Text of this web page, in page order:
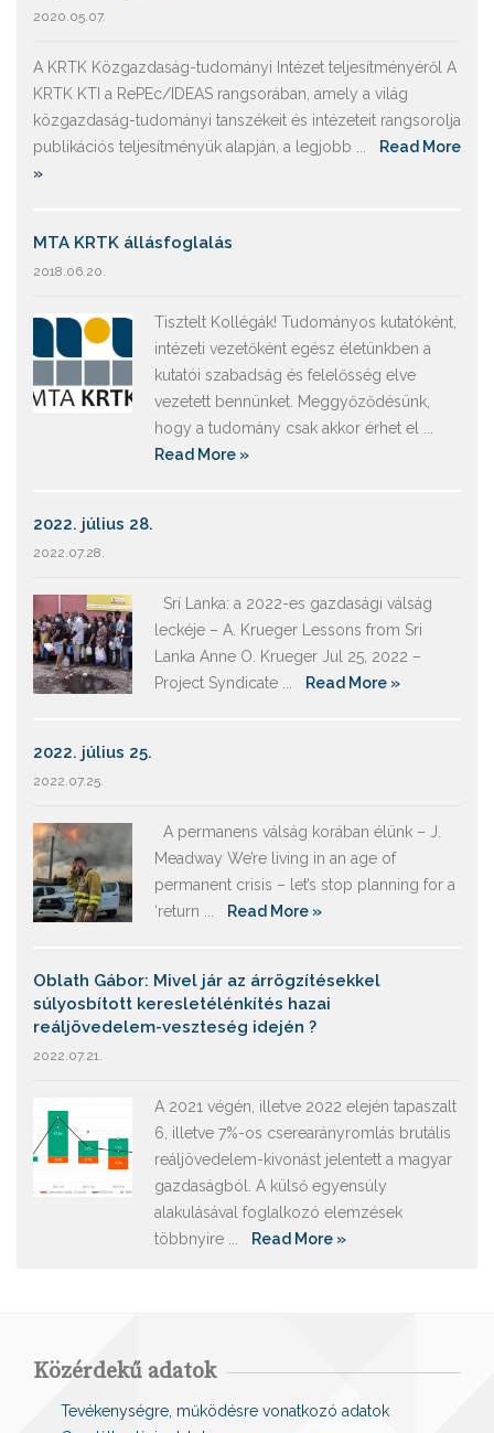
2020.05.07.
A KRTK Közgazdaság-tudományi Intézet teljesítményéről A
KRTK KTI a RePEc/IDEAS rangsorában, amely a világ
közgazdaság-tudományi tanszékeit és intézeteit rangsorolja
publikációs teljesítményük alapján, a legjobb ...
Read More
»
MTA KRTK állásfoglalás
2018.06.20.
Tisztelt Kollégák! Tudományos kutatóként,
intézeti vezetőként egész életünkben a
kutatói szabadság és felelősség elve
vezetett bennünket. Meggyőződésünk,
hogy a tudomány csak akkor érhet el ...
Read More »
2022. július 28.
2022.07.28.
Srí Lanka: a 2022-es gazdasági válság
leckéje – A. Krueger Lessons from Sri
Lanka Anne O. Krueger Jul 25, 2022 –
Project Syndicate ...
Read More »
2022. július 25.
2022.07.25.
A permanens válság korában élünk – J.
Meadway We’re living in an age of
permanent crisis – let’s stop planning for a
‘return ...
Read More »
Oblath Gábor: Mivel jár az árrögzítésekkel
súlyosbított keresletélénkítés hazai
reáljövedelem-veszteség idején ?
2022.07.21.
A 2021 végén, illetve 2022 elején tapaszalt
6, illetve 7%-os cserearányromlás brutális
reáljövedelem-kivonást jelentett a magyar
gazdaságból. A külső egyensúly
alakulásával foglalkozó elemzések
többnyire ...
Read More »
Közérdekű adatok
Tevékenységre, működésre vonatkozó adatok